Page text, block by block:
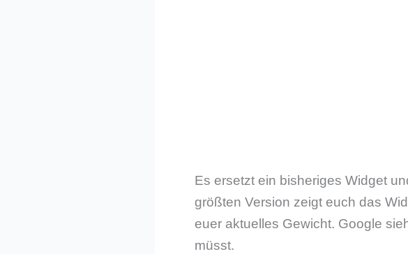
Es ersetzt ein bisheriges Widget
größten Version zeigt euch das
euer aktuelles Gewicht. Google
müsst.